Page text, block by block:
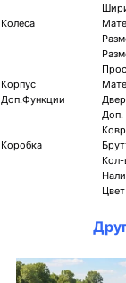
Колеса
Корпус
Доп.Функции
Доп.
Коробка
Кол-